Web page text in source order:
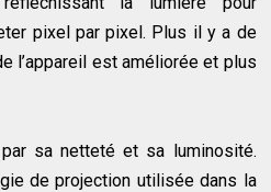
pixel par pixel. Plus il y a de
l’appareil est améliorée et plus
sa netteté et sa luminosité.
de projection utilisée dans la